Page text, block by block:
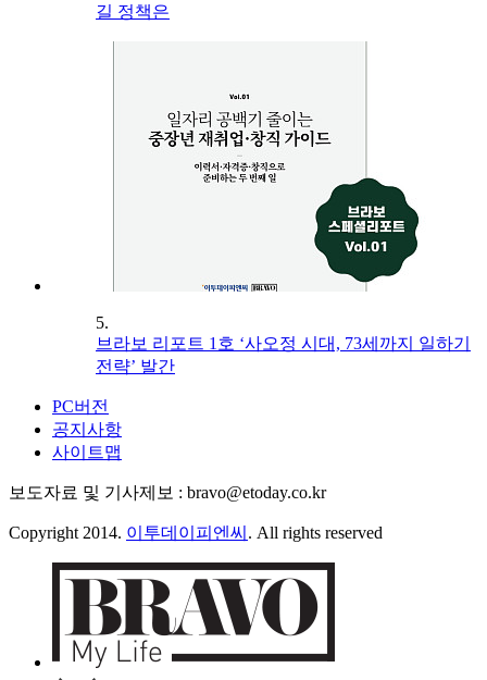
길 정책은
5.
브라보 리포트 1호 ‘사오정 시대, 73세까지 일하기
전략’ 발간
PC버전
공지사항
사이트맵
보도자료 및 기사제보 : bravo@etoday.co.kr
Copyright 2014. 이투데이피엔씨 . All rights reserved